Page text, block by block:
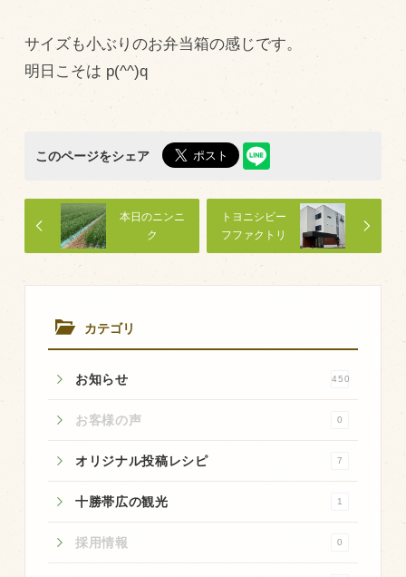
カテゴリ
お知らせ 450
お客様の声 0
オリジナル投稿レシピ 7
十勝帯広の観光 1
採用情報 0
サイズも小ぶりのお弁当箱の感じです。
明日こそは p(^^)q
このページをシェア
トヨニシビー
フファクトリ
ー
本日のニンニ
ク
食肉加工場を新設
衛生管理体制
業務管理体制
品質管理体制
ＢtoＢ受発注システム
瑕疵とは
商品のご紹介
厚切ステーキ
黒にんにく
豊西ソース
ギフト
取り扱い店